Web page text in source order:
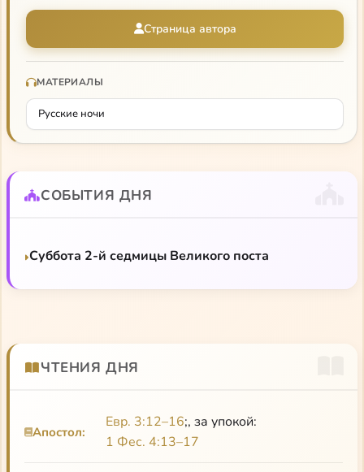
вообще.
Аудиокниги Одоевского
Зеньковскийв библиотеке,
в аудиоархиве (ч. 2, гл. 2)
Страница автора
МАТЕРИАЛЫ
Русские ночи
СОБЫТИЯ ДНЯ
Суббота 2-й седмицы Великого поста
ЧТЕНИЯ ДНЯ
Апостол:
Евр. 3:12–16;, за упокой:
1 Фес. 4:13–17